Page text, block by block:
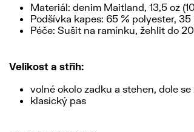
Materiál: denim Maitland, 13,5 oz
Podšívka kapes: 65 % polyester, 35
Péče: Sušit na ramínku, žehlit do
Velikost a střih:
volné okolo zadku a stehen, dole se
klasický pas